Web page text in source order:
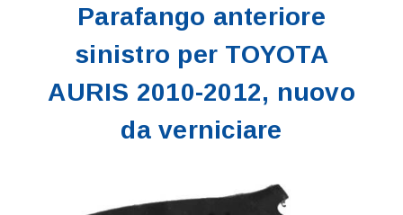
Parafango anteriore
sinistro per TOYOTA
AURIS 2010-2012, nuovo
da verniciare